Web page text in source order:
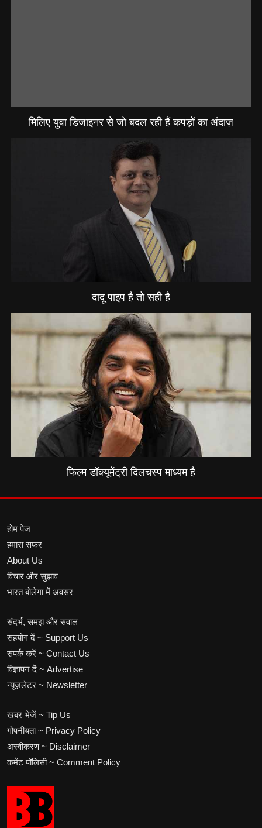
मिलिए युवा डिजाइनर से जो बदल रही हैं कपड़ों का अंदाज़
दादू पाइप है तो सही है
फिल्म डॉक्यूमेंट्री दिलचस्प माध्यम है
होम पेज
हमारा सफर
About Us
विचार और सुझाव
भारत बोलेगा में अवसर
संदर्भ, समझ और सवाल
सहयोग दें ~ Support Us
संपर्क करें ~ Contact Us
विज्ञापन दें ~ Advertise
न्यूज़लेटर ~ Newsletter
खबर भेजें ~ Tip Us
गोपनीयता ~ Privacy Policy
अस्वीकरण ~ Disclaimer
कमेंट पॉलिसी ~ Comment Policy